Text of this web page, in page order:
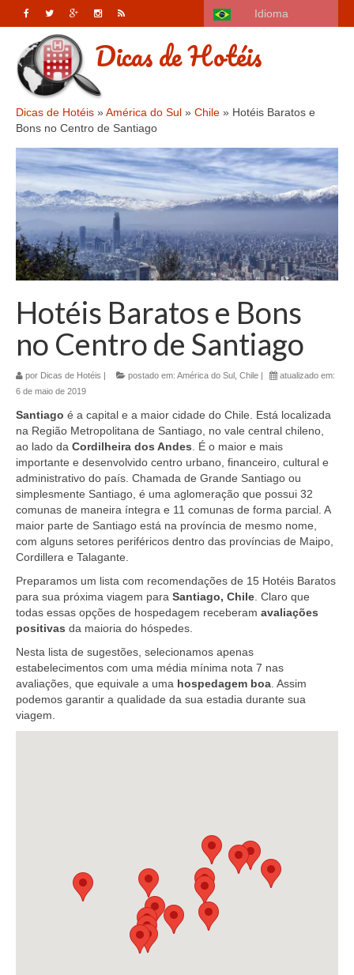
Idioma
Dicas de Hotéis
Dicas de Hotéis »América do Sul » Chile » Hotéis Baratos e
Bons no Centro de Santiago
Hotéis Baratos e Bons
no Centro de Santiago
por Dicas de Hotéis postado em: América do Sul Chile
atualizado em:
6 de maio de 2019
Santiago é a capital e a maior cidade do Chile. Está localizada
na Região Metropolitana de Santiago, no vale central chileno,
ao lado da Cordilheira dos Andes. É o maior e mais
importante e desenvolvido centro urbano, financeiro, cultural e
administrativo do país. Chamada de Grande Santiago ou
simplesmente Santiago, é uma aglomeração que possui 32
comunas de maneira íntegra e 11 comunas de forma parcial. A
maior parte de Santiago está na província de mesmo nome,
com alguns setores periféricos dentro das províncias de Maipo,
Cordillera e Talagante.
Preparamos um lista com recomendações de 15 Hotéis Baratos
para sua próxima viagem para Santiago, Chile. Claro que
todas essas opções de hospedagem receberam avaliações
positivas da maioria do hóspedes.
Nesta lista de sugestões, selecionamos apenas
estabelecimentos com uma média mínima nota 7 nas
avaliações, que equivale a uma hospedagem boa. Assim
podemos garantir a qualidade da sua estadia durante sua
viagem.